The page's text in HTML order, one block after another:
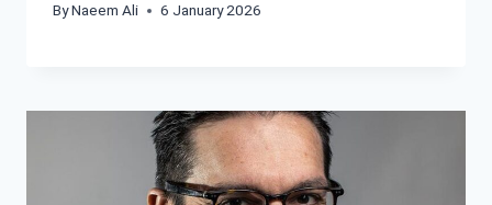
ByNaeem Ali 6 January 2026